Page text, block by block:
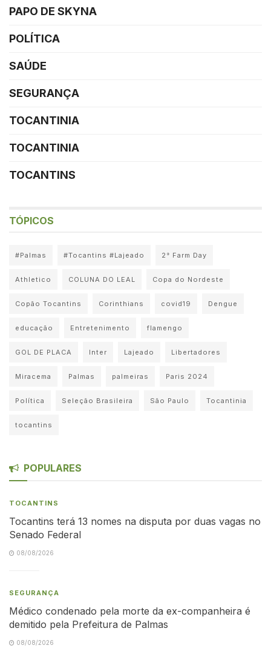
PAPO DE SKYNA
POLÍTICA
SAÚDE
SEGURANÇA
TOCANTINIA
TOCANTINIA
TOCANTINS
TÓPICOS
#Palmas #Tocantins #Lajeado 2° Farm Day
Athletico COLUNA DO LEAL Copa do Nordeste
Copão Tocantins Corinthians covid19 Dengue
educação Entretenimento flamengo
GOL DE PLACA Inter Lajeado Libertadores
Miracema Palmas palmeiras Paris 2024
Política Seleção Brasileira São Paulo Tocantinia
tocantins
POPULARES
TOCANTINS
Tocantins terá 13 nomes na disputa por duas vagas no
Senado Federal
08/08/2026
SEGURANÇA
Médico condenado pela morte da ex-companheira é
demitido pela Prefeitura de Palmas
08/08/2026